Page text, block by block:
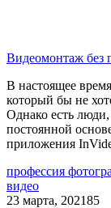
Видеомонтаж без
В настоящее
который бы не
Однако есть
постоянной
приложения
профессия
видео
23 марта, 202185